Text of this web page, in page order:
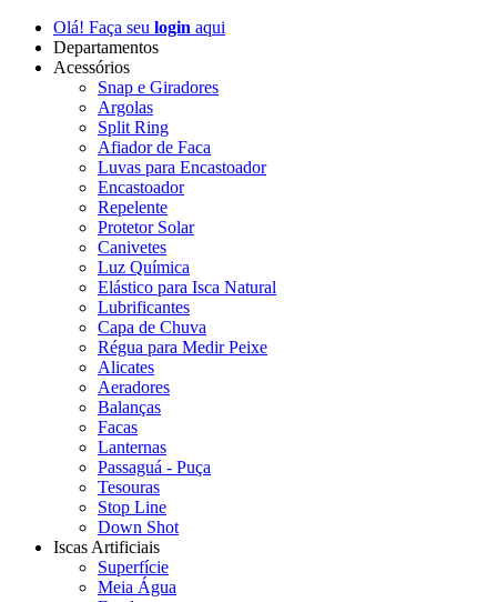
Olá! Faça seu login aqui
Departamentos
Acessórios
Snap e Giradores
Argolas
Split Ring
Afiador de Faca
Luvas para Encastoador
Encastoador
Repelente
Protetor Solar
Canivetes
Luz Química
Elástico para Isca Natural
Lubrificantes
Capa de Chuva
Régua para Medir Peixe
Alicates
Aeradores
Balanças
Facas
Lanternas
Passaguá - Puça
Tesouras
Stop Line
Down Shot
Iscas Artificiais
Superfície
Meia Água